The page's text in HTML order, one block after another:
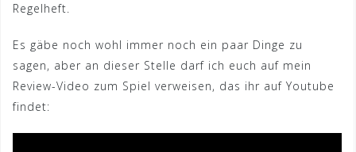
Regelheft.
Es gäbe noch wohl immer noch ein paar Dinge zu
sagen, aber an dieser Stelle darf ich euch auf mein
Review-Video zum Spiel verweisen, das ihr auf Youtube
findet: